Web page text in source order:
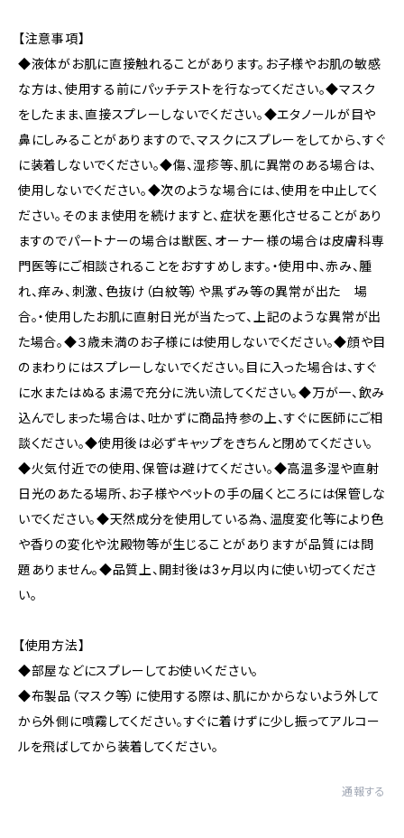
【注意事項】
◆液体がお肌に直接触れることがあります。お子様やお肌の敏感
な方は、使用する前にパッチテストを行なってください。◆マスク
をしたまま、直接スプレーしないでください。◆エタノールが目や
鼻にしみることがありますので、マスクにスプレーをしてから、すぐ
に装着しないでください。◆傷、湿疹等、肌に異常のある場合は、
使用しないでください。◆次のような場合には、使用を中止してく
ださい。そのまま使用を続けますと、症状を悪化させることがあり
ますのでパートナーの場合は獣医、オーナー様の場合は皮膚科専
門医等にご相談されることをおすすめします。・使用中、赤み、腫
れ、痒み、刺激、色抜け（白紋等）や黒ずみ等の異常が出た 場
合。・使用したお肌に直射日光が当たって、上記のような異常が出
た場合。◆３歳未満のお子様には使用しないでください。◆顔や目
のまわりにはスプレーしないでください。目に入った場合は、すぐ
に水またはぬるま湯で充分に洗い流してください。◆万が一、飲み
込んでしまった場合は、吐かずに商品持参の上、すぐに医師にご相
談ください。◆使用後は必ずキャップをきちんと閉めてください。
◆火気付近での使用、保管は避けてください。◆高温多湿や直射
日光のあたる場所、お子様やペットの手の届くところには保管しな
いでください。◆天然成分を使用している為、温度変化等により色
や香りの変化や沈殿物等が生じることがありますが品質には問
題ありません。◆品質上、開封後は3ヶ月以内に使い切ってくださ
い。
【使用方法】
◆部屋などにスプレーしてお使いください。
◆布製品（マスク等）に使用する際は、肌にかからないよう外して
から外側に噴霧してください。すぐに着けずに少し振ってアルコー
ルを飛ばしてから装着してください。
通報する